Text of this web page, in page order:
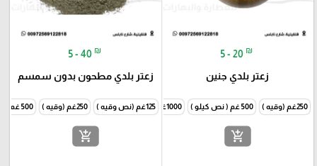
5 - 20 ₪
زعتر بلدي جنين
250غم (وقيه ) 500 غم ( نص كيلو ) 1000غم (كيلو )
add_shopping_cart
5 - 40 ₪
زعتر بلدي مطحون بدون سمسم
125غم (نص وقيه ) 250غم (وقيه ) 500 غم ( نص كيلو )
add_shopping_cart